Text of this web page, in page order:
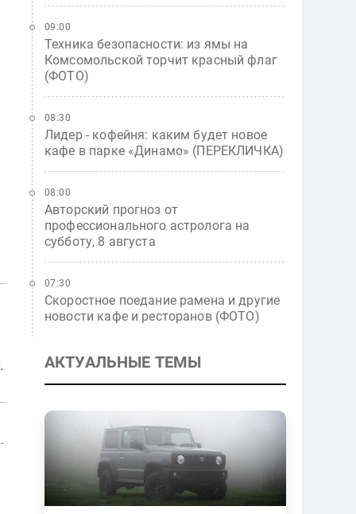
Техника безопасности: из ямы на
Комсомольской торчит красный флаг
(ФОТО)
09:00
Лидер - кофейня: каким будет новое
кафе в парке «Динамо» (ПЕРЕКЛИЧКА)
08:30
Авторский прогноз от
профессионального астролога на
субботу, 8 августа
08:00
Скоростное поедание рамена и другие
новости кафе и ресторанов (ФОТО)
07:30
АКТУАЛЬНЫЕ ТЕМЫ